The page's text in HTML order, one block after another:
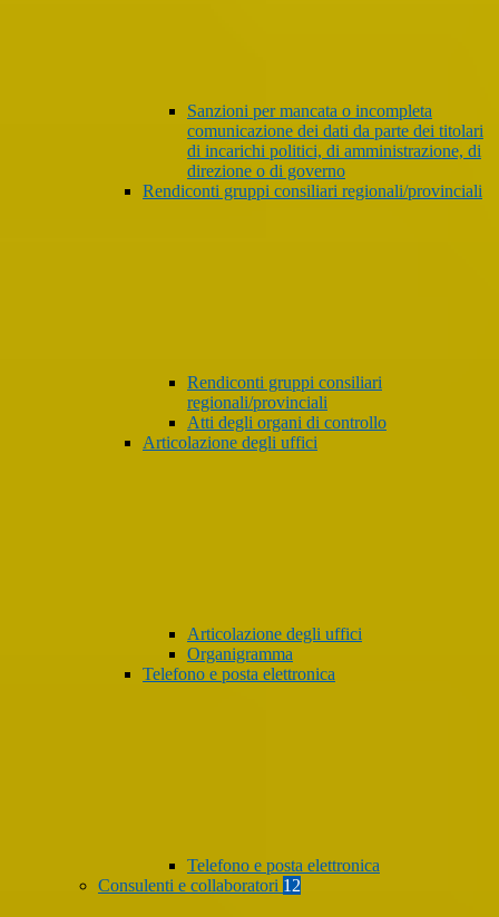
Sanzioni per mancata o incompleta
comunicazione dei dati da parte dei titolari
di incarichi politici, di amministrazione, di
direzione o di governo
Rendiconti gruppi consiliari regionali/provinciali
Rendiconti gruppi consiliari
regionali/provinciali
Atti degli organi di controllo
Articolazione degli uffici
Articolazione degli uffici
Organigramma
Telefono e posta elettronica
Telefono e posta elettronica
Consulenti e collaboratori 12